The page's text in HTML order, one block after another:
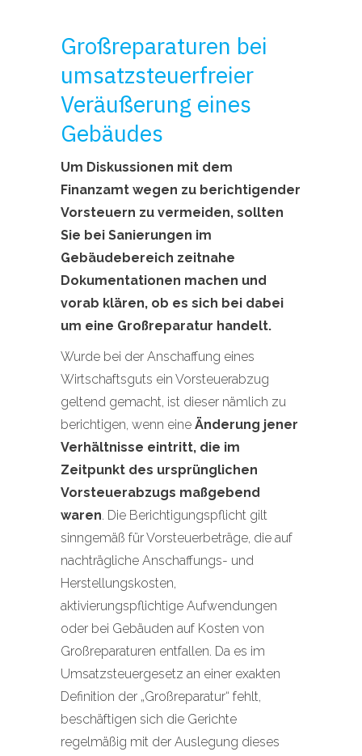
Großreparaturen bei
umsatzsteuerfreier
Veräußerung eines
Gebäudes
Um Diskussionen mit dem
Finanzamt wegen zu berichtigender
Vorsteuern zu vermeiden, sollten
Sie bei Sanierungen im
Gebäudebereich zeitnahe
Dokumentationen machen und
vorab klären, ob es sich bei dabei
um eine Großreparatur handelt.
Wurde bei der Anschaffung eines
Wirtschaftsguts ein Vorsteuerabzug
geltend gemacht, ist dieser nämlich zu
berichtigen, wenn eine Änderung jener
Verhältnisse eintritt, die im
Zeitpunkt des ursprünglichen
Vorsteuerabzugs maßgebend
waren. Die Berichtigungspflicht gilt
sinngemäß für Vorsteuerbeträge, die auf
nachträgliche Anschaffungs- und
Herstellungskosten,
aktivierungspflichtige Aufwendungen
oder bei Gebäuden auf Kosten von
Großreparaturen entfallen. Da es im
Umsatzsteuergesetz an einer exakten
Definition der „Großreparatur“ fehlt,
beschäftigen sich die Gerichte
regelmäßig mit der Auslegung dieses